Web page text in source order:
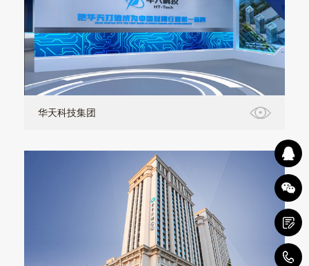
华天科技集团